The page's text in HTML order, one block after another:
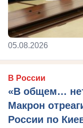
05.08.2026
В России
«В общем…
Макрон
России по